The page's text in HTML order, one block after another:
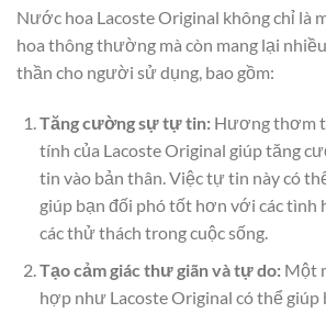
Nước hoa Lacoste Original không chỉ là
hoa thông thường mà còn mang lại
thần cho người sử dụng, bao gồm:
Tăng cường sự tự tin:Hương thơm
tính của Lacoste Original giúp tăng
tin vào bản thân. Việc tự tin này có
giúp bạn đối phó tốt hơn với các tình
các thử thách trong cuộc sống.
Tạo cảm giác thư giãn và tự do:Một
hợp như Lacoste Original có thể